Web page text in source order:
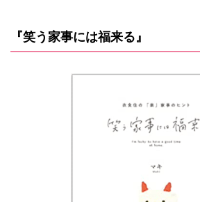
『笑う家事には福来る』